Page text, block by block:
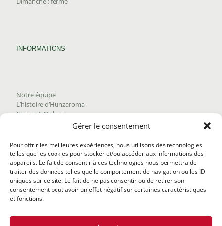
Gérer le consentement
Pour offrir les meilleures expériences, nous utilisons des technologies
telles que les cookies pour stocker et/ou accéder aux informations des
appareils. Le fait de consentir à ces technologies nous permettra de
traiter des données telles que le comportement de navigation ou les ID
uniques sur ce site. Le fait de ne pas consentir ou de retirer son
consentement peut avoir un effet négatif sur certaines caractéristiques
et fonctions.
INFORMATIONS
Notre équipe
L’histoire d’Hunzaroma
Cours et Ateliers
Trouver nos produits
Politique de frais d'envoi
Termes et conditions
Politique de remboursement